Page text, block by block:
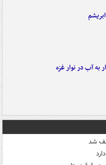
به آب در نوار غزه
شد